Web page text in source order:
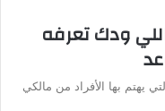
ودك تعرفه
يهتم بها الأفراد من مالكي